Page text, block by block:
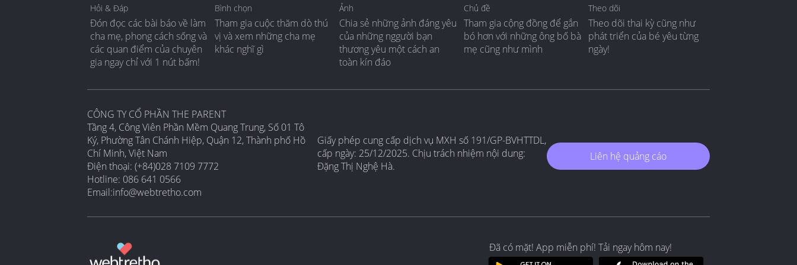
Hỏi & Đáp
Đón đọc các bài báo về làm
cha mẹ, phong cách sống và
các quan điểm của chuyên
gia ngay chỉ với 1 nút bấm!
Bình chọn
Tham gia cuộc thăm dò thú
vị và xem những cha mẹ
khác nghĩ gì
Ảnh
Chia sẻ những ảnh đáng yêu
của những nggười bạn
thương yêu một cách an
toàn kín đáo
Chủ đề
Tham gia cộng đồng để gắn
bó hơn với những ông bố bà
mẹ cũng như mình
Theo dõi
Theo dõi thai kỳ cũng như
phát triển của bé yêu từng
ngày!
CÔNG TY CỔ PHẦN THE PARENT
Tầng 4, Công Viên Phần Mềm Quang Trung, Số 01 Tô
Ký, Phường Tân Chánh Hiệp, Quận 12, Thành phố Hồ
Chí Minh, Việt Nam
Điện thoại: (+84)028 7109 7772
Hotline: 086 641 0566
Email:info@webtretho.com
Giấy phép cung cấp dịch vụ MXH số 191/GP-BVHTTDL,
cấp ngày: 25/12/2025. Chịu trách nhiệm nội dung:
Đặng Thị Nghệ Hà.
Liên hệ quảng cáo
Đã có mặt! App miễn phí! Tải ngay hôm nay!